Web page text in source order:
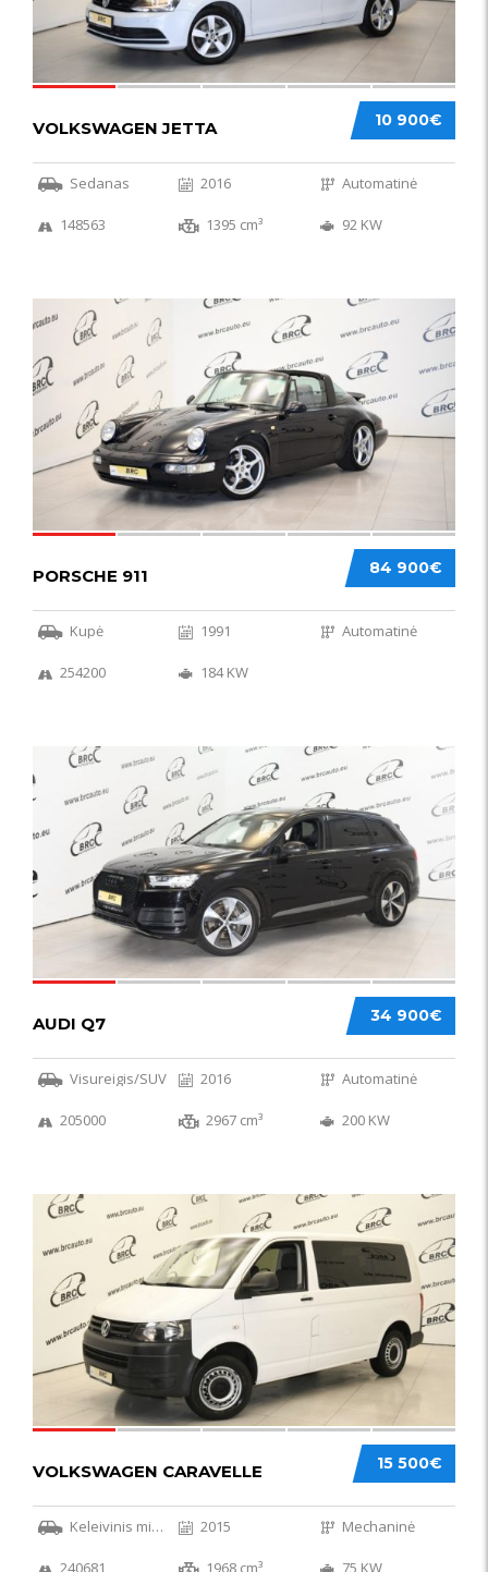
10 900€
VOLKSWAGEN JETTA
Sedanas 2016 Automatinė
148563 1395 cm³ 92 KW
59
84 900€
PORSCHE 911
Kupė 1991 Automatinė
254200 184 KW
56
34 900€
AUDI Q7
Visureigis/SUV 2016 Automatinė
205000 2967 cm³ 200 KW
36
15 500€
VOLKSWAGEN CARAVELLE
Keleivinis mikroautobusas 2015 Mechaninė
240681 1968 cm³ 75 KW